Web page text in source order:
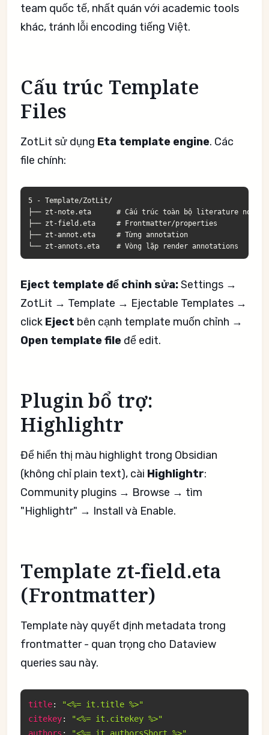
team quốc tế, nhất quán với academic tools
khác, tránh lỗi encoding tiếng Việt.
Cấu trúc Template
Files
ZotLit sử dụng Eta template engine. Các
file chính:
5 - Template/ZotLit/
├── zt-note.eta      # Cấu trúc toàn bộ literature note
├── zt-field.eta     # Frontmatter/properties
├── zt-annot.eta     # Từng annotation
Eject template để chỉnh sửa:Settings →
ZotLit → Template → Ejectable Templates →
click Eject bên cạnh template muốn chỉnh →
Open template file để edit.
Plugin bổ trợ:
Highlightr
Để hiển thị màu highlight trong Obsidian
(không chỉ plain text), cài Highlightr:
Community plugins → Browse → tìm
"Highlightr" → Install và Enable.
Template zt-field.eta
(Frontmatter)
Template này quyết định metadata trong
frontmatter - quan trọng cho Dataview
queries sau này.
title:
"<%= it.title %>"
citekey:
"<%= it.citekey %>"
authors : "<%= it.authorsShort %>"